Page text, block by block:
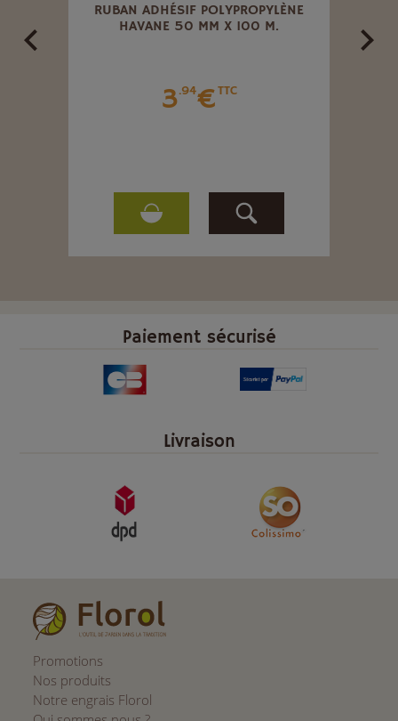
RUBAN ADHÉSIF POLYPROPYLÈNE
HAVANE 50 MM X 100 M.
3.94€TTC
Paiement sécurisé
Livraison
Promotions
Nos produits
Notre engrais Florol